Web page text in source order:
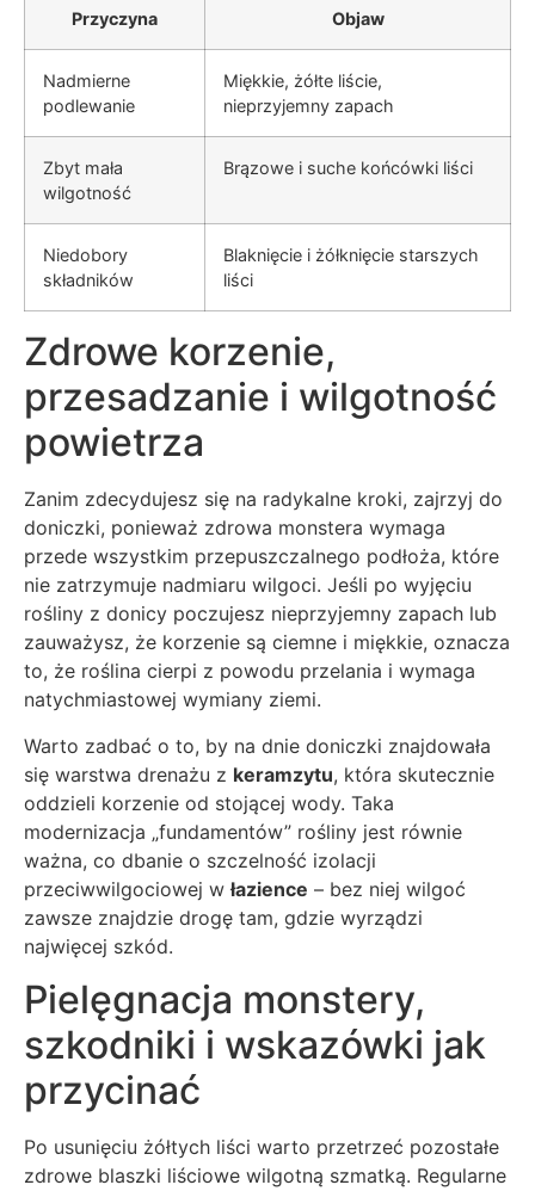
Przyczyna Objaw
Nadmierne
podlewanie
Miękkie, żółte liście,
nieprzyjemny zapach
Zbyt mała
wilgotność
Brązowe i suche końcówki liści
Niedobory
składników
Blaknięcie i żółknięcie starszych
liści
Zdrowe korzenie,
przesadzanie i wilgotność
powietrza
Zanim zdecydujesz się na radykalne kroki, zajrzyj do
doniczki, ponieważ zdrowa monstera wymaga
przede wszystkim przepuszczalnego podłoża, które
nie zatrzymuje nadmiaru wilgoci. Jeśli po wyjęciu
rośliny z donicy poczujesz nieprzyjemny zapach lub
zauważysz, że korzenie są ciemne i miękkie, oznacza
to, że roślina cierpi z powodu przelania i wymaga
natychmiastowej wymiany ziemi.
Warto zadbać o to, by na dnie doniczki znajdowała
się warstwa drenażu z keramzytu, która skutecznie
oddzieli korzenie od stojącej wody. Taka
modernizacja „fundamentów” rośliny jest równie
ważna, co dbanie o szczelność izolacji
przeciwwilgociowej włazience – bez niej wilgoć
zawsze znajdzie drogę tam, gdzie wyrządzi
najwięcej szkód.
Pielęgnacja monstery,
szkodniki i wskazówki jak
przycinać
Po usunięciu żółtych liści warto przetrzeć pozostałe
zdrowe blaszki liściowe wilgotną szmatką. Regularne